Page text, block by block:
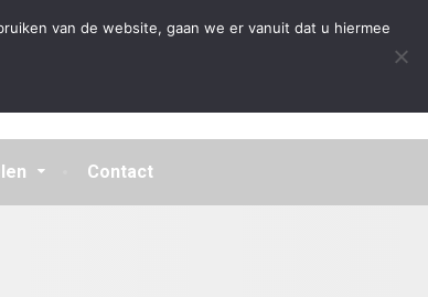
Voorwaarden Disclaimer Privacybeleid
Contact
van de website, gaan we er vanuit dat u hiermee